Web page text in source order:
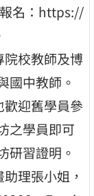
名：https://
院校教師及博
國中教師。
歡迎舊學員參
之學員即可
研習證明。
理張小姐，